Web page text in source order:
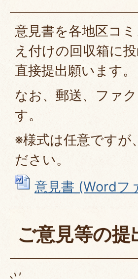
意見書を各地区コ
え付けの回収箱に
直接提出願います。
なお、郵送、ファ
す。
※様式は任意ですが
ださい。
意見書 (Wordフ
ご意見等の提